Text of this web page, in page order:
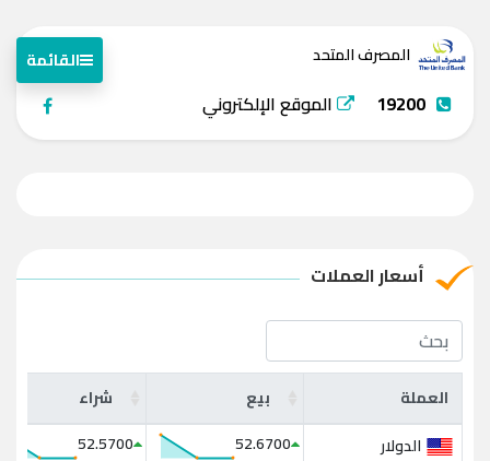
المصرف المتحد القائمة
19200 الموقع الإلكتروني
أسعار العملات
العملة بيع
شراء
الدولار
52.6700
52.5700